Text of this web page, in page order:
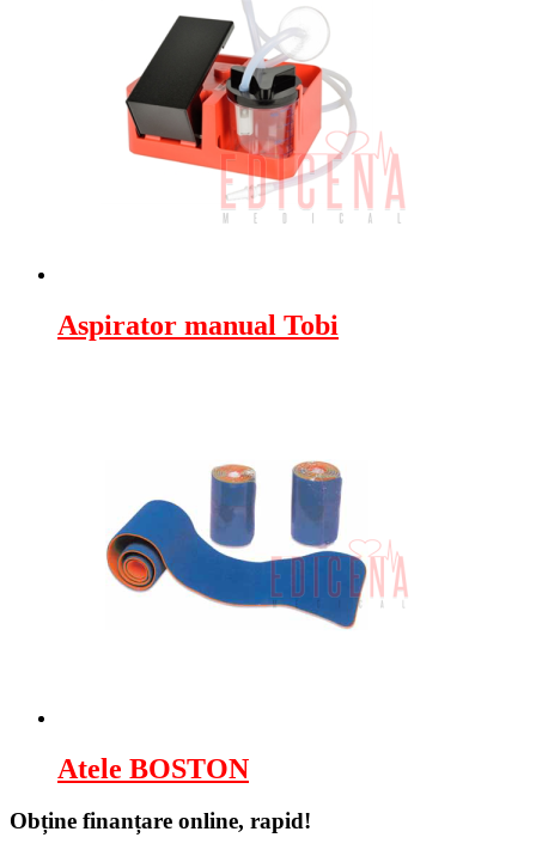
Aspirator manual Tobi
Atele BOSTON
Obține finanțare online, rapid!